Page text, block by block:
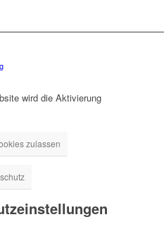
wird die Aktivierung
zulassen